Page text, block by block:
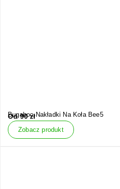
Bugaboo Nakładki Na Koła Bee5
Od90zł
Zobacz produkt